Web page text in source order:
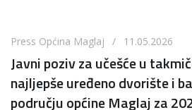
Press Općina Maglaj / 11.05.2026
Javni poziv za učešće u
najljepše uređeno dvorište i
području općine Maglaj za